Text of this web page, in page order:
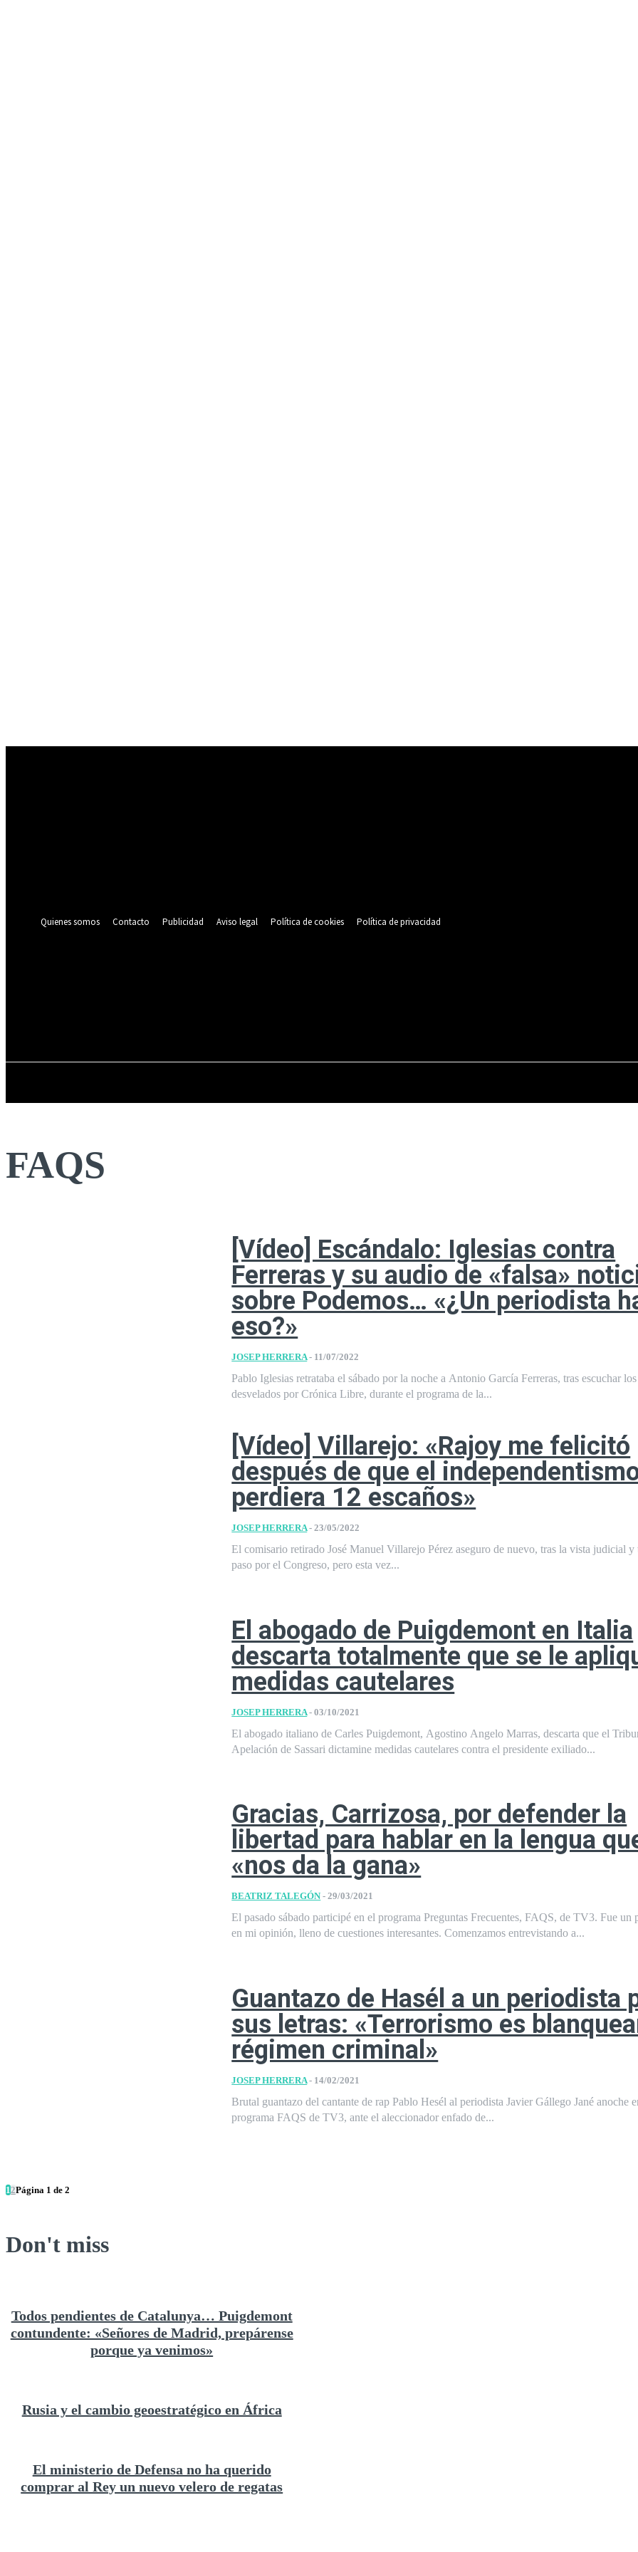
Quienes somos
Contacto Publicidad Aviso legal Política de cookies Política de privacidad
FAQS
[Vídeo] Escándalo: Iglesias contra
Ferreras y su audio de «falsa»
sobre Podemos… «¿Un periodista
eso?»
JOSEP HERRERA - 11/07/2022
Pablo Iglesias retrataba el sábado por la noche a Antonio García Ferreras, tras escuchar
desvelados por Crónica Libre, durante el programa de la...
[Vídeo] Villarejo: «Rajoy me felicitó
después de que el
perdiera 12 escaños»
JOSEP HERRERA - 23/05/2022
El comisario retirado José Manuel Villarejo Pérez aseguro de nuevo, tras la vista judicial y
paso por el Congreso, pero esta vez...
El abogado de Puigdemont en Italia
descarta totalmente que se le
medidas cautelares
JOSEP HERRERA - 03/10/2021
El abogado italiano de Carles Puigdemont, Agostino Angelo Marras, descarta que el
Apelación de Sassari dictamine medidas cautelares contra el presidente exiliado...
Gracias, Carrizosa, por defender la
libertad para hablar en la lengua
«nos da la gana»
BEATRIZ TALEGÓN - 29/03/2021
El pasado sábado participé en el programa Preguntas Frecuentes, FAQS, de TV3. Fue un programa,
en mi opinión, lleno de cuestiones interesantes. Comenzamos entrevistando a...
Guantazo de Hasél a un periodista
sus letras: «Terrorismo es
régimen criminal»
JOSEP HERRERA - 14/02/2021
Brutal guantazo del cantante de rap Pablo Hesél al periodista Javier Gállego Jané anoche
programa FAQS de TV3, ante el aleccionador enfado de...
1 2Página 1 de 2
Don't miss
Todos pendientes de Catalunya… Puigdemont
contundente: «Señores de Madrid, prepárense
porque ya venimos»
Rusia y el cambio geoestratégico en África
El ministerio de Defensa no ha querido
comprar al Rey un nuevo velero de regatas